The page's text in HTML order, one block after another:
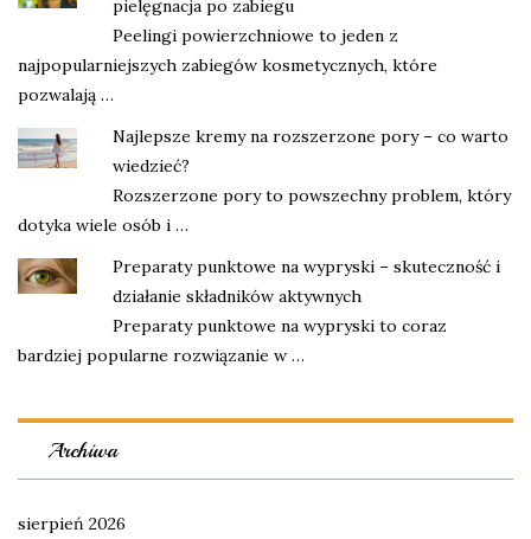
pielęgnacja po zabiegu
Peelingi powierzchniowe to jeden z
najpopularniejszych zabiegów kosmetycznych, które
pozwalają …
Najlepsze kremy na rozszerzone pory – co warto
wiedzieć?
Rozszerzone pory to powszechny problem, który
dotyka wiele osób i …
Preparaty punktowe na wypryski – skuteczność i
działanie składników aktywnych
Preparaty punktowe na wypryski to coraz
bardziej popularne rozwiązanie w …
Archiwa
sierpień 2026